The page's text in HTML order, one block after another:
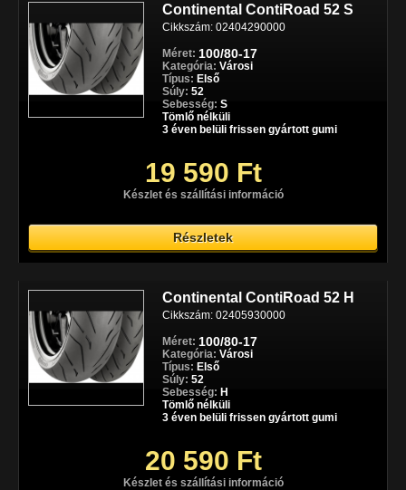
Continental ContiRoad 52 S
Cikkszám: 02404290000
Méret: 100/80-17
Kategória: Városi
Típus: Első
Súly: 52
Sebesség: S
Tömlő nélküli
3 éven belüli frissen gyártott gumi
19 590 Ft
Készlet és szállítási információ
Részletek
Continental ContiRoad 52 H
Cikkszám: 02405930000
Méret: 100/80-17
Kategória: Városi
Típus: Első
Súly: 52
Sebesség: H
Tömlő nélküli
3 éven belüli frissen gyártott gumi
20 590 Ft
Készlet és szállítási információ